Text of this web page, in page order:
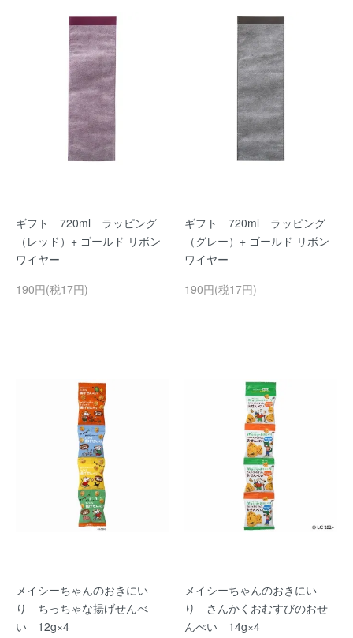
ギフト 720ml ラッピング
（レッド）+ ゴールド リボン
ワイヤー
190円(税17円)
ギフト 720ml ラッピング
（グレー）+ ゴールド リボン
ワイヤー
190円(税17円)
メイシーちゃんのおきにい
り ちっちゃな揚げせんべ
い 12g×4
メイシーちゃんのおきにい
り さんかくおむすびのおせ
んべい 14g×4